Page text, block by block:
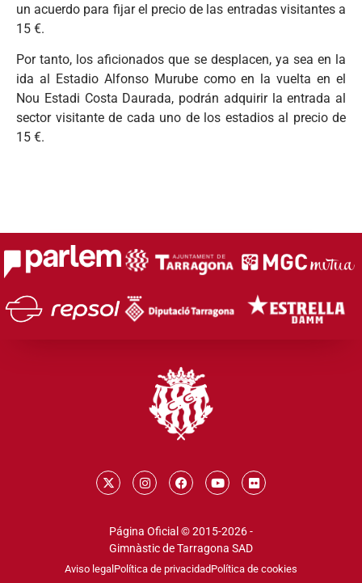
un acuerdo para fijar el precio de las entradas visitantes a
15 €.
Por tanto, los aficionados que se desplacen, ya sea en la
ida al Estadio Alfonso Murube como en la vuelta en el
Nou Estadi Costa Daurada, podrán adquirir la entrada al
sector visitante de cada uno de los estadios al precio de
15 €.
Página Oficial © 2015-2026 -
Gimnàstic de Tarragona SAD
Aviso legal Política de privacidadPolítica de cookies